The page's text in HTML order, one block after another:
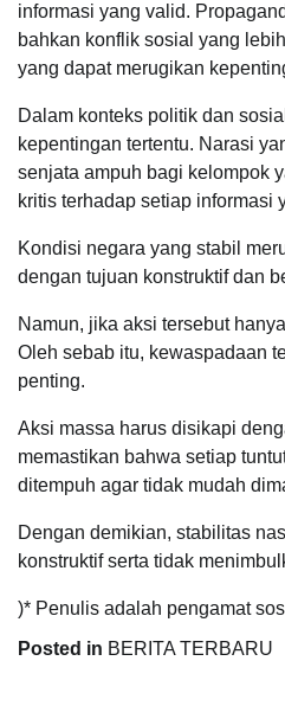
informasi yang valid.
bahkan konflik sosial yang
yang dapat merugikan
Dalam konteks politik dan
kepentingan tertentu. Narasi
senjata ampuh bagi kelompok
kritis terhadap setiap informasi
Kondisi negara yang stabil
dengan tujuan konstruktif dan
Namun, jika aksi tersebut
Oleh sebab itu, kewaspadaan
penting.
Aksi massa harus disikapi
memastikan bahwa setiap
ditempuh agar tidak mudah
Dengan demikian, stabilitas
konstruktif serta tidak
)* Penulis adalah pengamat
Posted in BERITA TERBARU